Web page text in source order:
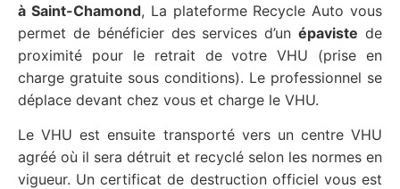
à Saint-Chamond, La plateforme Recycle Auto vous
permet de bénéficier des services d’unépaviste de
proximité pour le retrait de votre VHU (prise en
charge gratuite sous conditions). Le professionnel se
déplace devant chez vous et charge le VHU.
Le VHU est ensuite transporté vers un centre VHU
agréé où il sera détruit et recyclé selon les normes en
vigueur. Un certificat de destruction officiel vous est